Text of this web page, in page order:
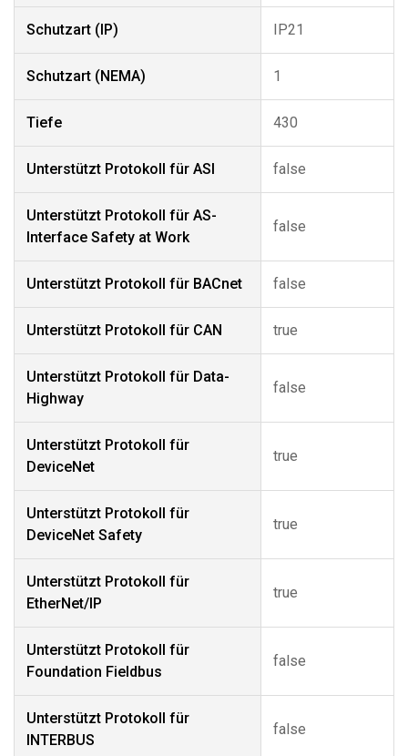
Schutzart (IP) IP21
Schutzart (NEMA) 1
Tiefe 430
Unterstützt Protokoll für ASI false
Unterstützt Protokoll für AS-
Interface Safety at Work
false
Unterstützt Protokoll für BACnet false
Unterstützt Protokoll für CAN true
Unterstützt Protokoll für Data-
Highway
false
Unterstützt Protokoll für
DeviceNet
true
Unterstützt Protokoll für
DeviceNet Safety
true
Unterstützt Protokoll für
EtherNet/IP
true
Unterstützt Protokoll für
Foundation Fieldbus
false
Unterstützt Protokoll für
INTERBUS
false